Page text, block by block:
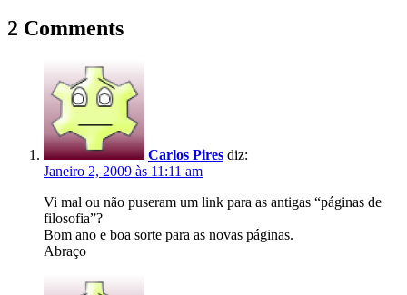
2 Comments
Carlos Pires diz:
Janeiro 2, 2009 às 11:11 am
Vi mal ou não puseram um link para as antigas “páginas de
filosofia”?
Bom ano e boa sorte para as novas páginas.
Abraço